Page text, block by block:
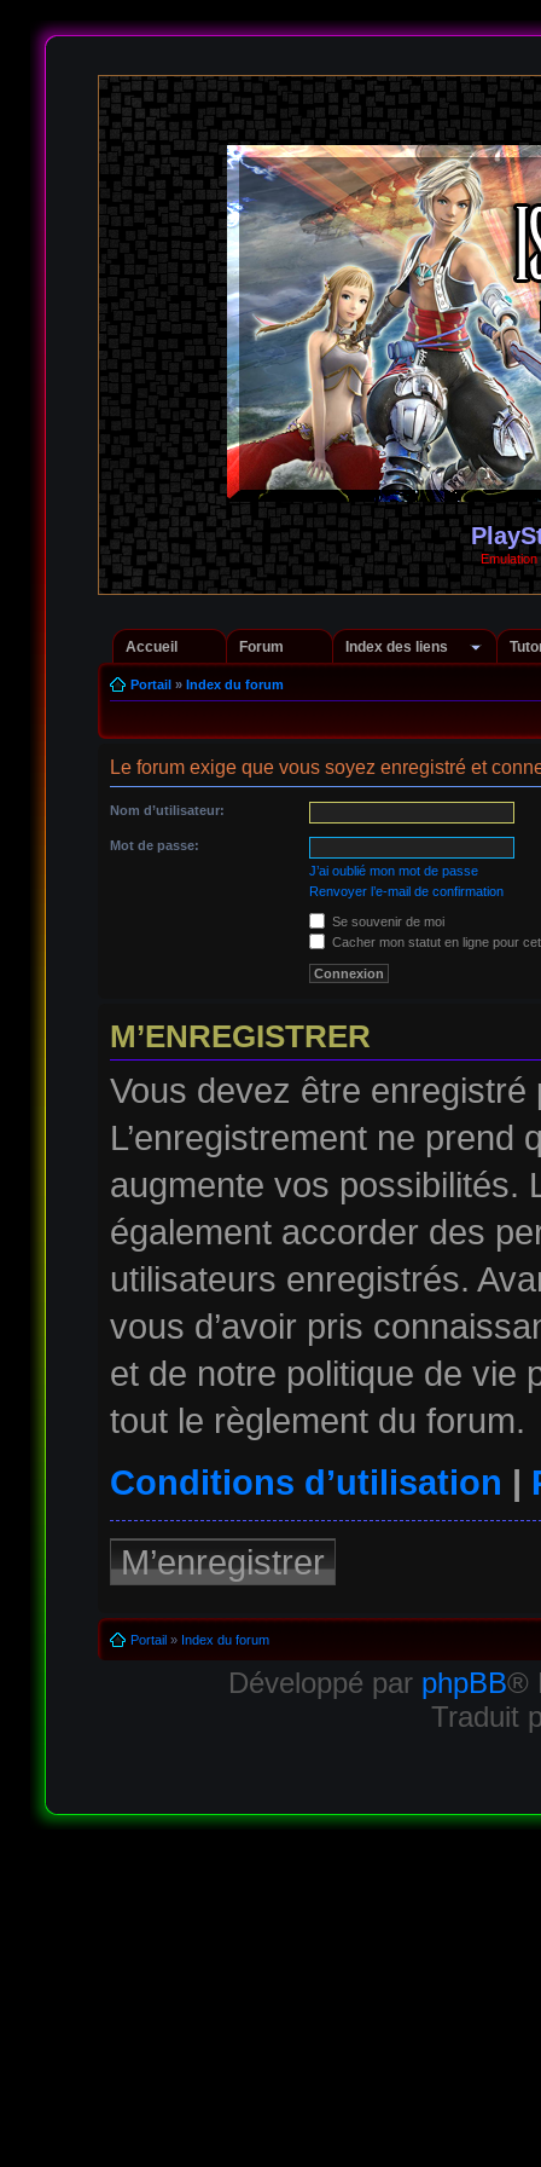
Accueil Forum Index des liens
Portail» Index du forum
Le forum exige que vous soyez enregistré et
Nom d’utilisateur:
Mot de passe:
J’ai oublié mon mot de passe
Renvoyer l’e-mail de confirmation
Se souvenir de moi
Cacher mon statut en ligne pour
M’ENREGISTRER
Vous devez être
L’enregistrement ne prend
augmente vos possibilités.
également accorder des
utilisateurs enregistrés.
vous d’avoir pris
et de notre politique de vie
tout le règlement du forum.
Conditions d’utilisation |
M’enregistrer
Portail» Index du forum
Développé par phpBB®
Traduit